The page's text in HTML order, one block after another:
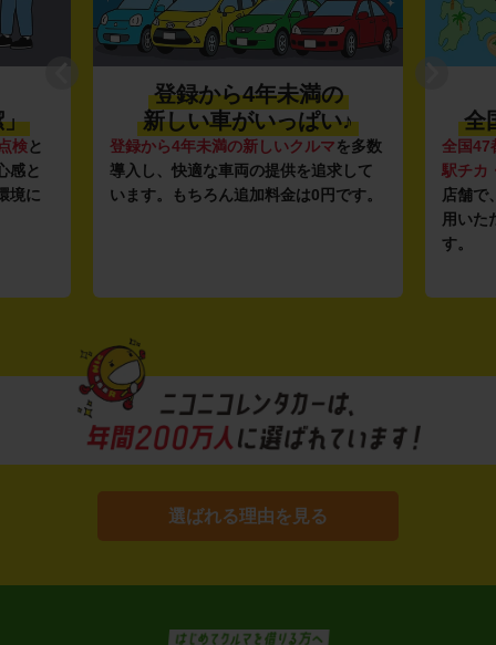
♪
を多数
して
す。
利便性抜群★
全国約1,500店舗を展開
全国47都道府県に1,500店舗 を展開し、
駅チカ・空港周辺の店舗や24時間営業
店舗で、いつでもどこでも気軽にご利
安さの
ガソリ
ンフラ
し、12
ルな価
選ばれる理由を見る